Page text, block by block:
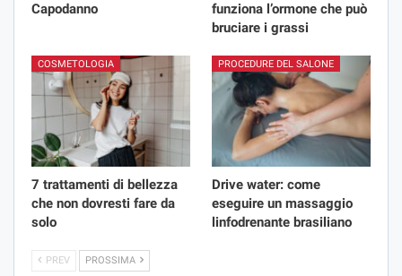
Capodanno
funziona l’ormone che può
bruciare i grassi
COSMETOLOGIA
7 trattamenti di bellezza
che non dovresti fare da
solo
PROCEDURE DEL SALONE
Drive water: come
eseguire un massaggio
linfodrenante brasiliano
PREV PROSSIMA